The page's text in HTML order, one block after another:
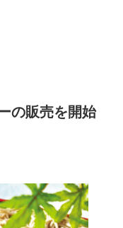
の販売を開始